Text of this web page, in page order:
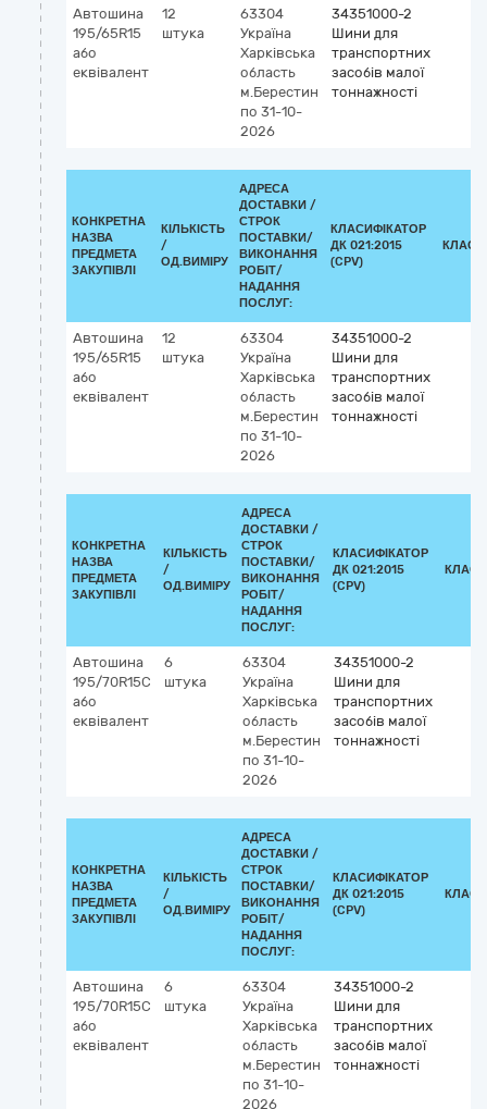
Автошина
195/65R15
або
еквівалент
12
штука
63304
Україна
Харківська
область
м.Берестин
по 31-10-
2026
34351000-2
Шини для
транспортних
засобів малої
тоннажності
КОНКРЕТНА
НАЗВА
ПРЕДМЕТА
ЗАКУПІВЛІ
КІЛЬКІСТЬ
/
ОД.ВИМІРУ
АДРЕСА
ДОСТАВКИ /
СТРОК
ПОСТАВКИ/
ВИКОНАННЯ
РОБІТ/
НАДАННЯ
ПОСЛУГ:
КЛАСИФІКАТОР
ДК 021:2015
(CPV)
Автошина
195/65R15
або
еквівалент
12
штука
63304
Україна
Харківська
область
м.Берестин
по 31-10-
2026
34351000-2
Шини для
транспортних
засобів малої
тоннажності
КОНКРЕТНА
НАЗВА
ПРЕДМЕТА
ЗАКУПІВЛІ
КІЛЬКІСТЬ
/
ОД.ВИМІРУ
АДРЕСА
ДОСТАВКИ /
СТРОК
ПОСТАВКИ/
ВИКОНАННЯ
РОБІТ/
НАДАННЯ
ПОСЛУГ:
КЛАСИФІКАТОР
ДК 021:2015
(CPV)
Автошина
195/70R15С
або
еквівалент
6
штука
63304
Україна
Харківська
область
м.Берестин
по 31-10-
2026
34351000-2
Шини для
транспортних
засобів малої
тоннажності
КОНКРЕТНА
НАЗВА
ПРЕДМЕТА
ЗАКУПІВЛІ
КІЛЬКІСТЬ
/
ОД.ВИМІРУ
АДРЕСА
ДОСТАВКИ /
СТРОК
ПОСТАВКИ/
ВИКОНАННЯ
РОБІТ/
НАДАННЯ
ПОСЛУГ:
КЛАСИФІКАТОР
ДК 021:2015
(CPV)
Автошина
195/70R15С
або
еквівалент
6
штука
63304
Україна
Харківська
область
м.Берестин
по 31-10-
2026
34351000-2
Шини для
транспортних
засобів малої
тоннажності